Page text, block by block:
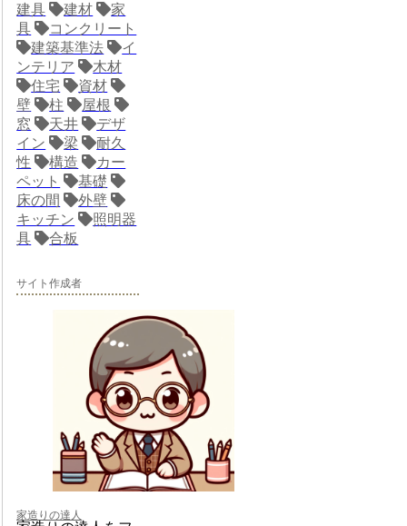
建具
建材
家
具
コンクリート
建築基準法
イ
ンテリア
木材
住宅
資材
壁
柱
屋根
窓
天井
デザ
イン
梁
耐久
性
構造
カー
ペット
基礎
床の間
外壁
キッチン
照明器
具
合板
サイト作成者
家造りの達人